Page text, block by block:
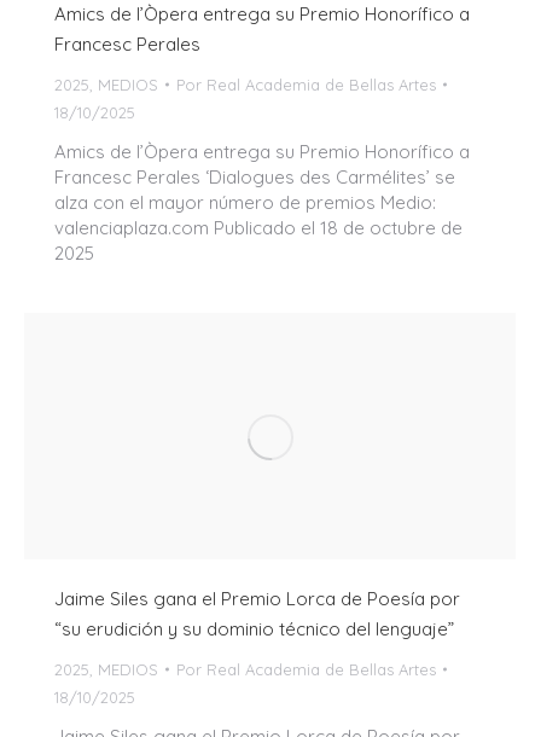
Amics de l’Òpera entrega su Premio Honorífico a
Francesc Perales
2025 MEDIOS Por Real Academia de Bellas Artes
18/10/2025
Amics de l’Òpera entrega su Premio Honorífico a
Francesc Perales ‘Dialogues des Carmélites’ se
alza con el mayor número de premios Medio:
valenciaplaza.com Publicado el 18 de octubre de
2025
Jaime Siles gana el Premio Lorca de Poesía por
“su erudición y su dominio técnico del lenguaje”
2025 MEDIOS Por Real Academia de Bellas Artes
18/10/2025